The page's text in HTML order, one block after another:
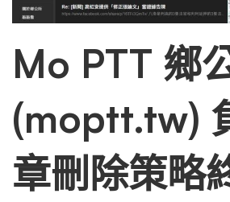
除
策
略
Mo PTT 鄉
(moptt.tw)
章刪除策略